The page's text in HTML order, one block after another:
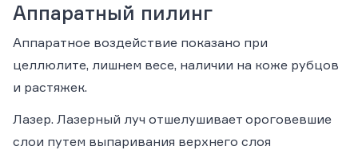
Аппаратный пилинг
Аппаратное воздействие показано при
целлюлите, лишнем весе, наличии на коже рубцов
и растяжек.
Лазер. Лазерный луч отшелушивает ороговевшие
слои путем выпаривания верхнего слоя